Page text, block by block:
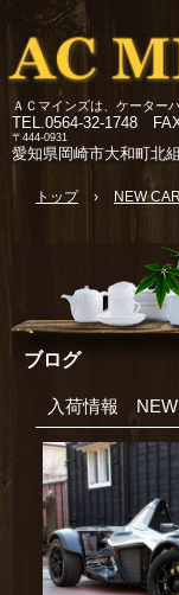
ＡＣマインズは、ケーター
TEL.0564-32-1748
〒444-0931
愛知県岡崎市大和町北
トップ › NEW CAR
ブログ
入荷情報 NEW